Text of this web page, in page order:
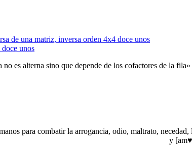
unos
es alterna sino que depende de los cofactores de la
para combatir la arrogancia, odio, maltrato,
y